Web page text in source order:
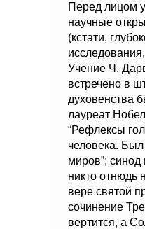
Перед лицом
научные
(кстати,
Учение Ч.
встречено в
духовенства
лауреат
“Рефлексы
человека.
миров”; синод
никто отнюдь
вере святой
сочинение
вертится, а